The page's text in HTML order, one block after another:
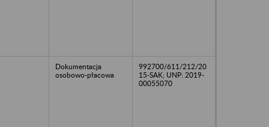
Dokumentacja
osobowo-płacowa
992700/611/212/20
15-SAK; UNP: 2019-
00055070